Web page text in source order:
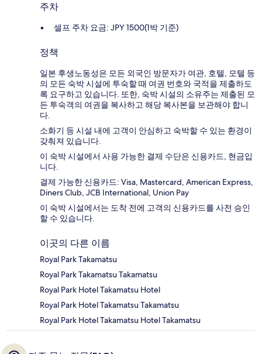
주차
셀프 주차 요금: JPY 1500(1박 기준)
정책
일본 후생노동성은 모든 외국인 방문자가 여관, 호텔, 모텔 등
의 모든 숙박 시설에 투숙할 때 여권 번호와 국적을 제출하도
록 요구하고 있습니다. 또한, 숙박 시설의 소유주는 제출된 모
든 투숙객의 여권을 복사하고 해당 복사본을 보관해야 합니
다.
소화기 등 시설 내에 고객이 안심하고 숙박할 수 있는 환경이
갖춰져 있습니다.
이 숙박 시설에서 사용 가능한 결제 수단은 신용카드, 현금입
니다.
결제 가능한 신용카드: Visa, Mastercard, American Express,
Diners Club, JCB International, Union Pay
이 숙박 시설에서는 도착 전에 고객의 신용카드를 사전 승인
할 수 있습니다.
이곳의 다른 이름
Royal Park Takamatsu
Royal Park Takamatsu Takamatsu
Royal Park Hotel Takamatsu Hotel
Royal Park Hotel Takamatsu Takamatsu
Royal Park Hotel Takamatsu Hotel Takamatsu